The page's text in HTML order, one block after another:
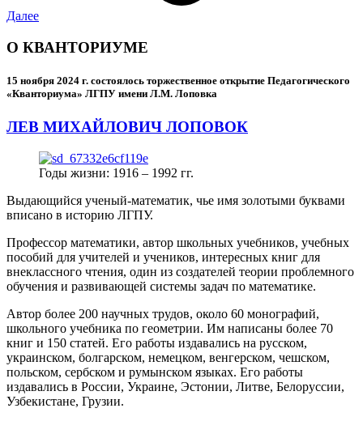
Далее
О КВАНТОРИУМЕ
15 ноября 2024 г. состоялось торжественное открытие Педагогического
«Кванториума» ЛГПУ имени Л.М. Лоповка
ЛЕВ МИХАЙЛОВИЧ ЛОПОВОК
Годы жизни: 1916 – 1992 гг.
Выдающийся ученый-математик, чье имя золотыми буквами
вписано в историю ЛГПУ.
Профессор математики, автор школьных учебников, учебных
пособий для учителей и учеников, интересных книг для
внеклассного чтения, один из создателей теории проблемного
обучения и развивающей системы задач по математике.
Автор более 200 научных трудов, около 60 монографий,
школьного учебника по геометрии. Им написаны более 70
книг и 150 статей. Его работы издавались на русском,
украинском, болгарском, немецком, венгерском, чешском,
польском, сербском и румынском языках. Его работы
издавались в России, Украине, Эстонии, Литве, Белоруссии,
Узбекистане, Грузии.